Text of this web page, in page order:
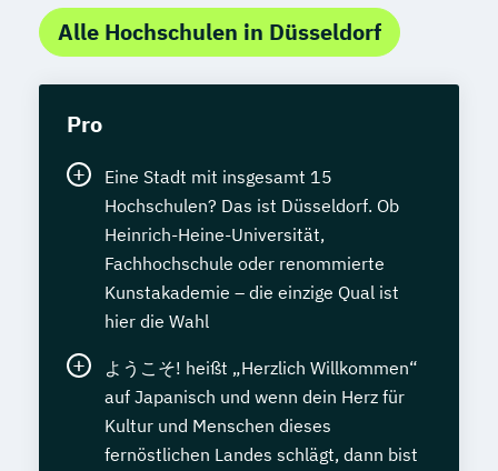
Alle Hochschulen in Düsseldorf
Pro
Eine Stadt mit insgesamt 15
Hochschulen? Das ist Düsseldorf. Ob
Heinrich-Heine-Universität,
Fachhochschule oder renommierte
Kunstakademie – die einzige Qual ist
hier die Wahl
ようこそ! heißt „Herzlich Willkommen“
auf Japanisch und wenn dein Herz für
Kultur und Menschen dieses
fernöstlichen Landes schlägt, dann bist